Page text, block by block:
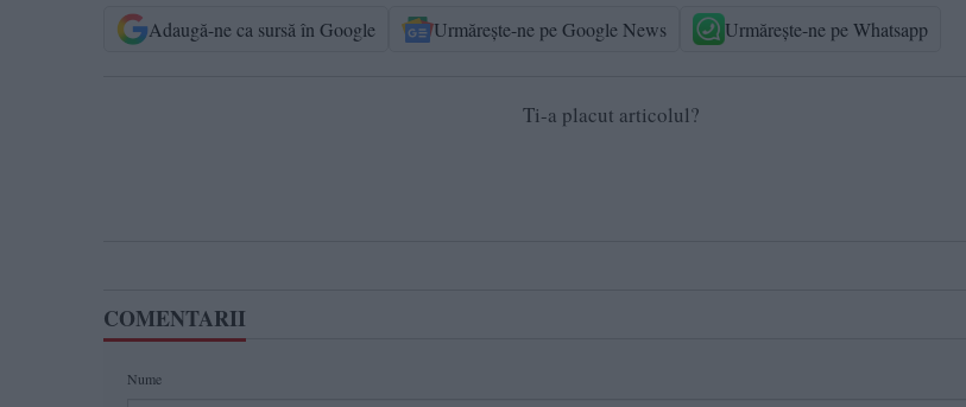
Adaugă-ne ca sursă în Google Urmărește-ne pe Google News Urmărește-ne pe Whatsapp
Ti-a placut articolul?
COMENTARII
Nume